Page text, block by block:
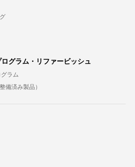
グラム・リファービッシュ
ラム
備済み製品）